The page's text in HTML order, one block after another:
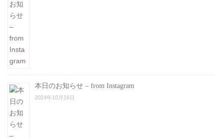
本日のお知らせ – from Instagram
2024年10月16日